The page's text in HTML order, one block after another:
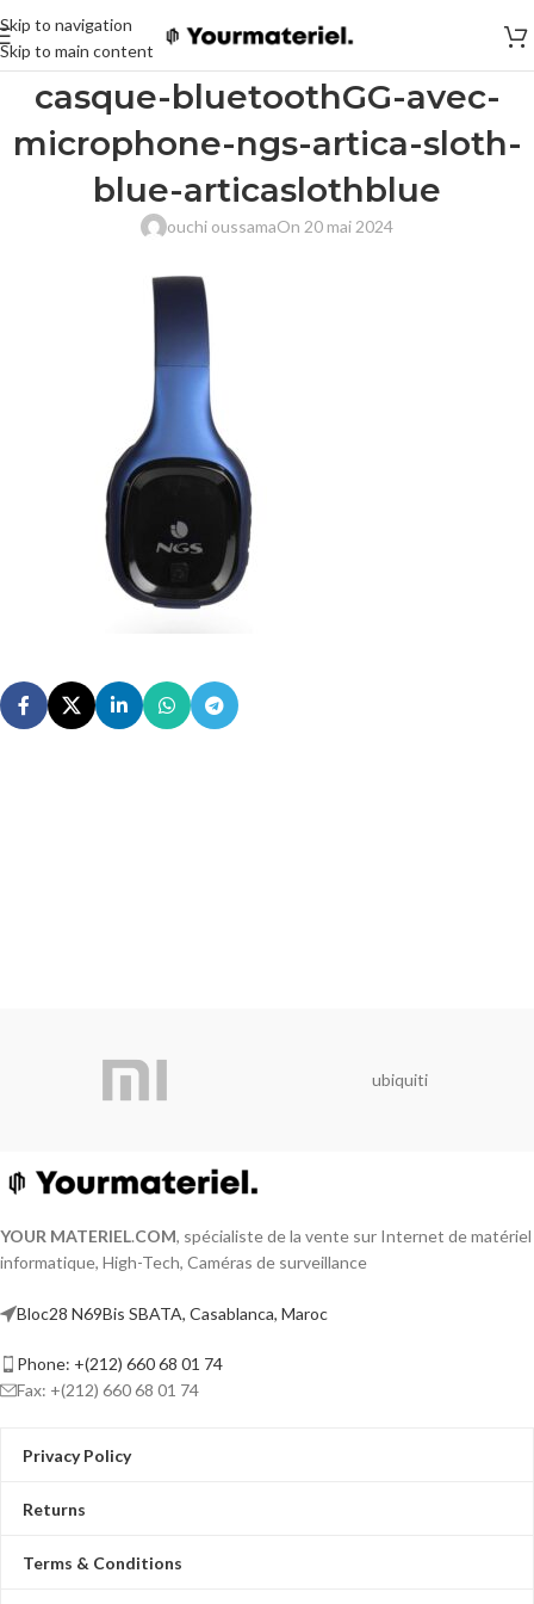
Skip to navigation
Skip to main content
casque-bluetoothGG-avec-
microphone-ngs-artica-sloth-
blue-articaslothblue
ouchi oussamaOn 20 mai 2024
ubiquiti
YOUR MATERIEL.COM, spécialiste de la vente sur Internet de matériel
informatique, High-Tech, Caméras de surveillance
Bloc28 N69Bis SBATA, Casablanca, Maroc
Phone: +(212) 660 68 01 74
Fax: +(212) 660 68 01 74
Privacy Policy
Returns
Terms & Conditions